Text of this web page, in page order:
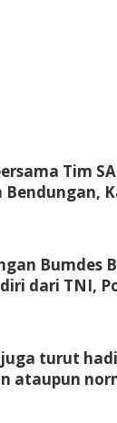
dari TNI,
turut
ataupun